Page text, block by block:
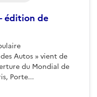
édition de
Autos » vient de
du Mondial de
Porte...